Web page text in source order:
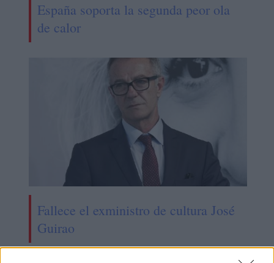
España soporta la segunda peor ola
de calor
Fallece el exministro de cultura José
Guirao